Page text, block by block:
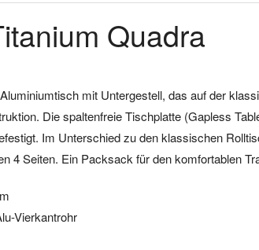
Quadra
mit Untergestell, das auf der
Die spaltenfreie Tischplatte (Gapless
Im Unterschied zu den klassischen
4 Seiten. Ein Packsack für den komfortablen
Vierkantrohr